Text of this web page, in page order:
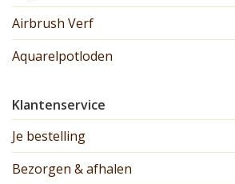
Airbrush Verf
Aquarelpotloden
Klantenservice
Je bestelling
Bezorgen & afhalen